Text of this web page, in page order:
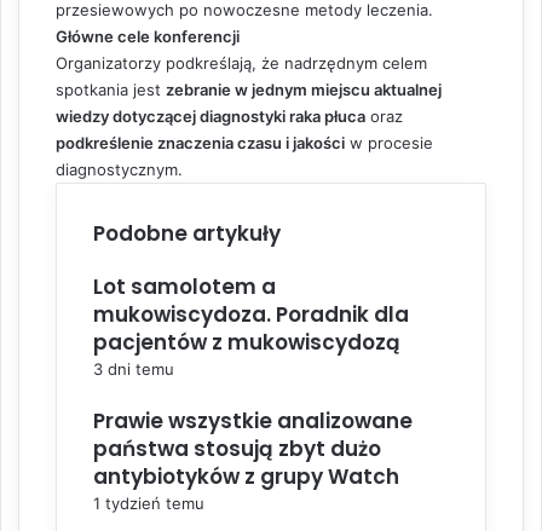
przesiewowych po nowoczesne metody leczenia.
Główne cele konferencji
Organizatorzy podkreślają, że nadrzędnym celem
spotkania jest zebranie w jednym miejscu aktualnej
wiedzy dotyczącej diagnostyki raka płuca oraz
podkreślenie znaczenia czasu i jakości w procesie
diagnostycznym.
Podobne artykuły
Lot samolotem a
mukowiscydoza. Poradnik dla
pacjentów z mukowiscydozą
3 dni temu
Prawie wszystkie analizowane
państwa stosują zbyt dużo
antybiotyków z grupy Watch
1 tydzień temu